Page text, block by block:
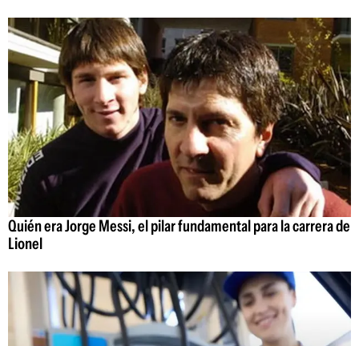
Quién era Jorge Messi, el pilar fundamental para la carrera de
Lionel